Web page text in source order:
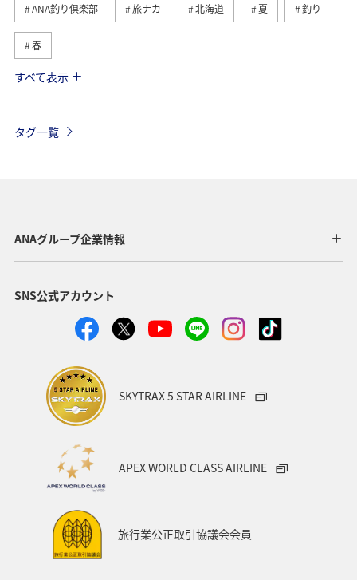
ANA釣り倶楽部 旅ナカ 北海道 夏 釣り
春
自然・植物
すべて表示
タグ一覧
ANAグループ企業情報
SNS公式アカウント
SKYTRAX 5 STAR AIRLINE
APEX WORLD CLASS AIRLINE
旅行業公正取引協議会会員